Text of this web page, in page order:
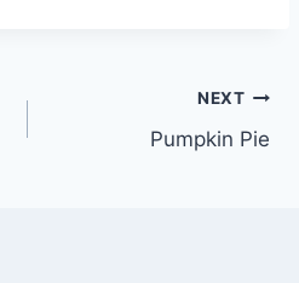
NEXT
Pumpkin Pie